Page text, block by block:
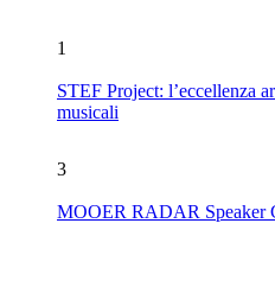
1
STEF Project: l’eccellenza
musicali
3
MOOER